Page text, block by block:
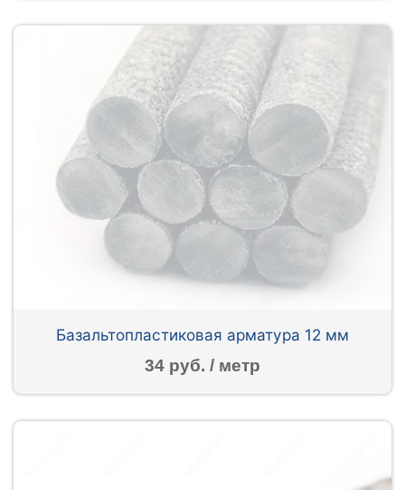
Базальтопластиковая арматура 12 мм
34 руб. / метр